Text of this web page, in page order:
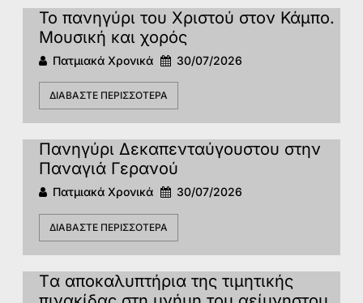
Το πανηγύρι του Χριστού στον Κάμπο.
Μουσική και χορός
Πατμιακά Χρονικά 30/07/2026
ΔΙΑΒΆΣΤΕ ΠΕΡΙΣΣΌΤΕΡΑ
Πανηγύρι Δεκαπενταύγουστου στην
Παναγιά Γερανού
Πατμιακά Χρονικά 30/07/2026
ΔΙΑΒΆΣΤΕ ΠΕΡΙΣΣΌΤΕΡΑ
Tα αποκαλυπτήρια της τιμητικής